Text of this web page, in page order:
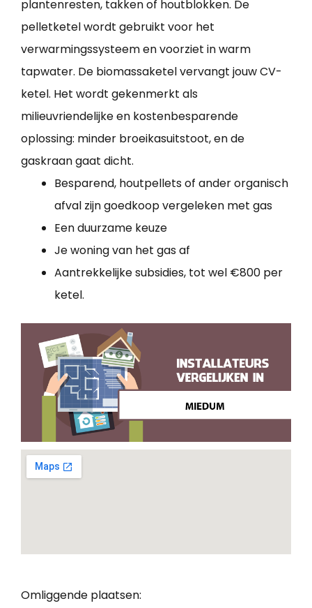
plantenresten, takken of houtblokken. De
pelletketel wordt gebruikt voor het
verwarmingssysteem en voorziet in warm
tapwater. De biomassaketel vervangt jouw CV-
ketel. Het wordt gekenmerkt als
milieuvriendelijke en kostenbesparende
oplossing: minder broeikasuitstoot, en de
gaskraan gaat dicht.
Besparend, houtpellets of ander organisch
afval zijn goedkoop vergeleken met gas
Een duurzame keuze
Je woning van het gas af
Aantrekkelijke subsidies, tot wel €800 per
ketel.
Omliggende plaatsen: